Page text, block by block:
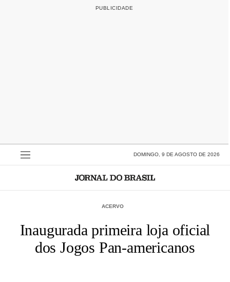
DOMINGO, 9 DE AGOSTO DE 2026
ACERVO
Inaugurada primeira loja oficial
dos Jogos Pan-americanos